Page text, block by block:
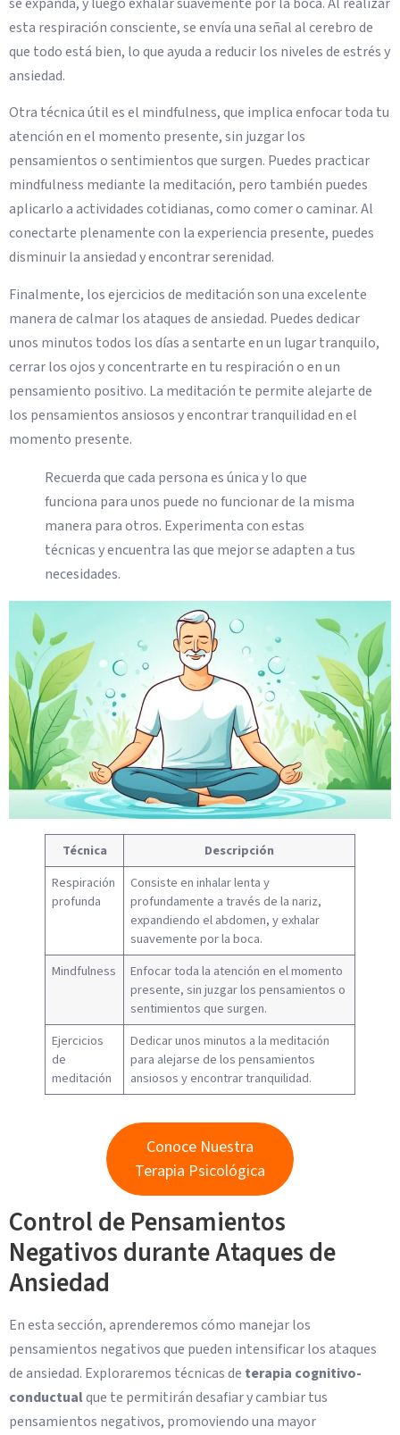
esta respiración consciente, se envía una señal al cerebro de
que todo está bien, lo que ayuda a reducir los niveles de estrés y
ansiedad.
Otra técnica útil es el mindfulness, que implica enfocar toda tu
atención en el momento presente, sin juzgar los
pensamientos o sentimientos que surgen. Puedes practicar
mindfulness mediante la meditación, pero también puedes
aplicarlo a actividades cotidianas, como comer o caminar. Al
conectarte plenamente con la experiencia presente, puedes
disminuir la ansiedad y encontrar serenidad.
Finalmente, los ejercicios de meditación son una excelente
manera de calmar los ataques de ansiedad. Puedes dedicar
unos minutos todos los días a sentarte en un lugar tranquilo,
cerrar los ojos y concentrarte en tu respiración o en un
pensamiento positivo. La meditación te permite alejarte de
los pensamientos ansiosos y encontrar tranquilidad en el
momento presente.
Recuerda que cada persona es única y lo que
funciona para unos puede no funcionar de la misma
manera para otros. Experimenta con estas
técnicas y encuentra las que mejor se adapten a tus
necesidades.
Técnica
Descripción
Respiración
profunda
Consiste en inhalar lenta y
profundamente a través de la nariz,
expandiendo el abdomen, y exhalar
suavemente por la boca.
Mindfulness
Enfocar toda la atención en el momento
presente, sin juzgar los pensamientos o
sentimientos que surgen.
Ejercicios
de
meditación
Dedicar unos minutos a la meditación
para alejarse de los pensamientos
ansiosos y encontrar tranquilidad.
Conoce Nuestra
Terapia Psicológica
Control de Pensamientos
Negativos durante Ataques de
Ansiedad
En esta sección, aprenderemos cómo manejar los
pensamientos negativos que pueden intensificar los ataques
de ansiedad. Exploraremos técnicas de terapia cognitivo-
conductualque te permitirán desafiar y cambiar tus
pensamientos negativos, promoviendo una mayor